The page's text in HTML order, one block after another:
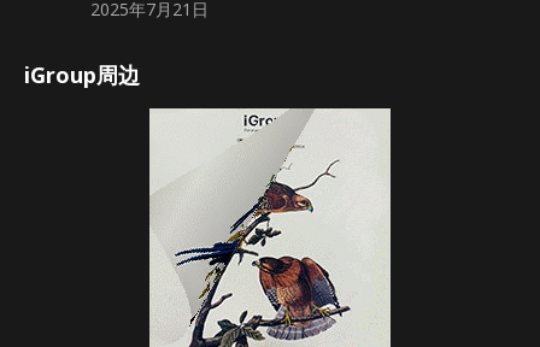
2025年7月21日
iGroup周边